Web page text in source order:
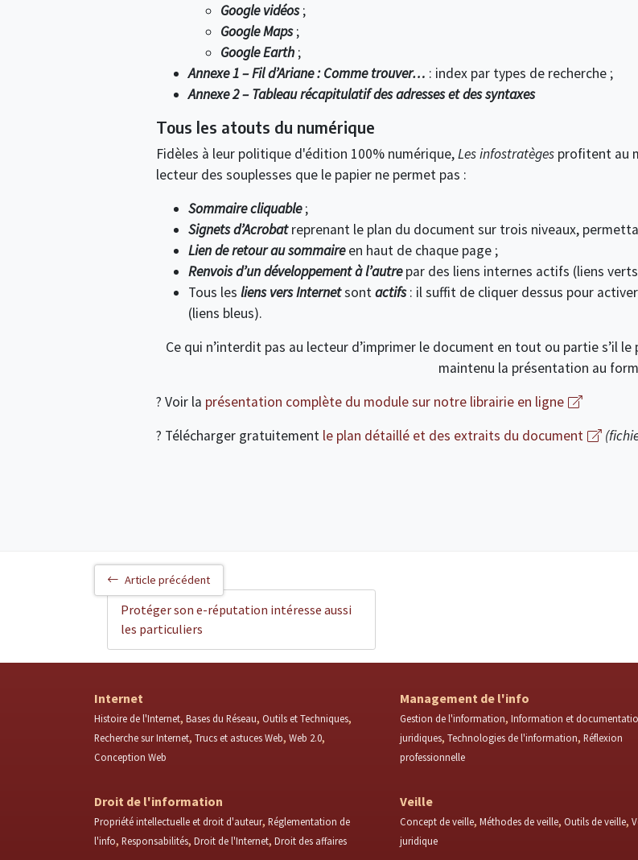
Google vidéos;
Google Maps;
Google Earth;
Annexe 1 – Fil d’Ariane : Comme trouver… : index par types de recherche ;
Annexe 2 – Tableau récapitulatif des adresses et des syntaxes
Tous les atouts du numérique
Fidèles à leur politique d'édition 100% numérique,Les infostratègesprofitent au
lecteur des souplesses que le papier ne permet pas :
Sommaire cliquable;
Signets d’Acrobatreprenant le plan du document sur trois niveaux,
Lien de retour au sommaireen haut de chaque page ;
Renvois d’un développement à l’autrepar des liens internes actifs (liens verts
Tous les liens vers Internetsontactifs: il suffit de cliquer dessus pour
(liens bleus).
Ce qui n’interdit pas au lecteur d’imprimer le document en tout ou partie s’il
maintenu la présentation au
? Voir la présentation complète du module sur notre librairie en ligne
? Télécharger gratuitement le plan détaillé et des extraits du document
Article précédent
Protéger son e-réputation intéresse aussi
les particuliers
Internet
Histoire de l'Internet Bases du Réseau Outils et Techniques
Recherche sur Internet Trucs et astuces Web Web 2.0
Conception Web
Management de l'info
Gestion de l'information Information et
juridiques Technologies de l'information Réflexion
professionnelle
Droit de l'information
Propriété intellectuelle et droit d'auteur Réglementation de
l'info Responsabilités Droit de l'Internet Droit des affaires
Veille
Concept de veille Méthodes de veille Outils de veille
juridique